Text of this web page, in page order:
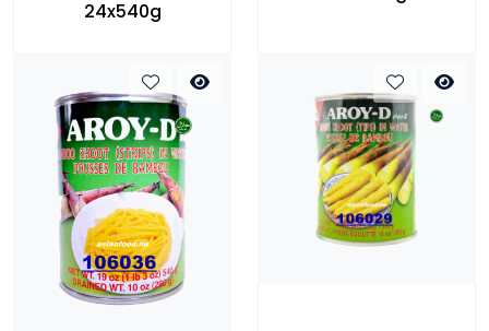
24x540g